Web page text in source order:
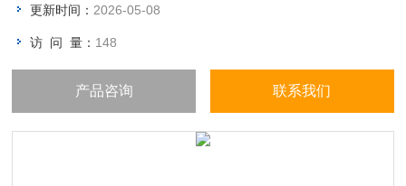
更新时间： 2026-05-08
访 问 量： 148
产品咨询 联系我们